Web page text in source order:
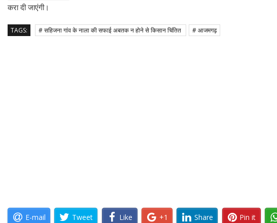
करा दी जाएंगी।
TAGS: # सहिजना गांव के नाला की सफाई अबतक न होने से किसान चिंतित # आजमगढ़
E-mail Tweet Like +1 Share Pin it